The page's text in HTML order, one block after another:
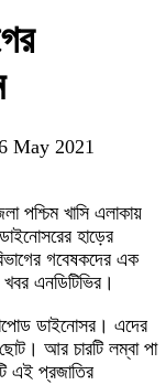
May 2021
পশ্চিম খাসি এলাকায়
হাড়ের
গবেষকদের এক
এনডিটিভির।
ডাইনোসর। এদের
আর চারটি লম্বা পা
এই প্রজাতির